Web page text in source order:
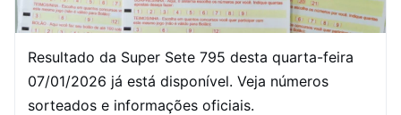
Resultado da Super Sete 795 desta quarta-feira
07/01/2026 já está disponível. Veja números
sorteados e informações oficiais.